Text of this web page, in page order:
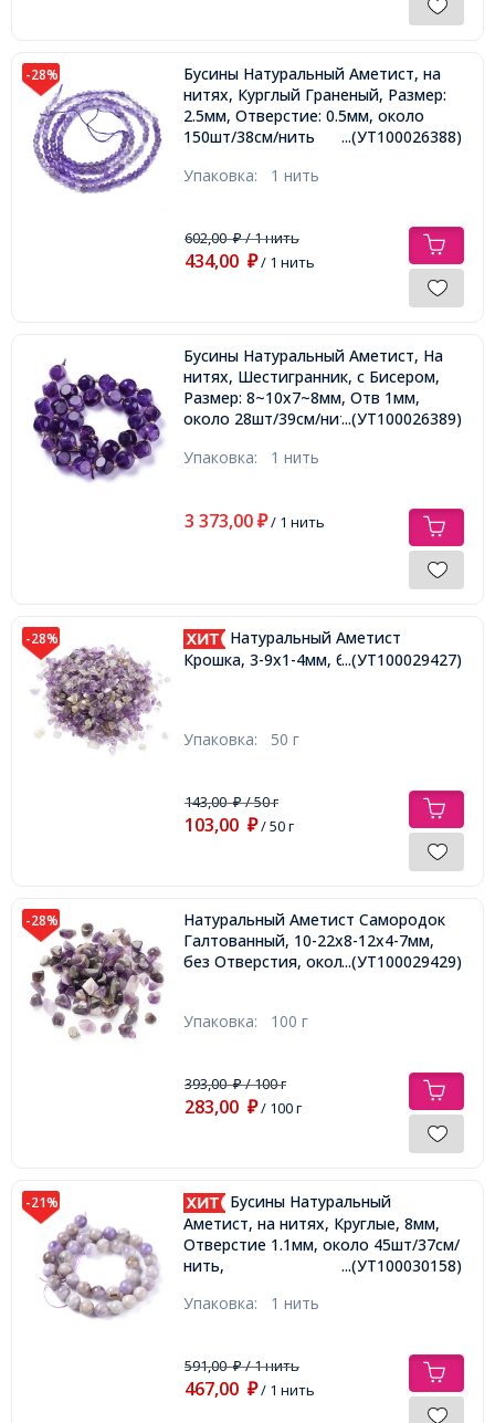
-28%
Бусины Натуральный Аметист, на
нитях, Курглый Граненый, Размер:
2.5мм, Отверстие: 0.5мм, около
150шт/38см/нить
...(УТ100026388)
Упаковка: 1 нить
602,00₽/ 1 нить
434,00 ₽/ 1 нить
Бусины Натуральный Аметист, На
нитях, Шестигранник, с Бисером,
Размер: 8~10x7~8мм, Отв 1мм,
около 28шт/39см/нить...(УТ100026389)
Упаковка: 1 нить
3 373,00 ₽/ 1 нить
-28%
Натуральный Аметист
Крошка, 3-9x1-4мм, без Отверстия,
...(УТ100029427)
Упаковка: 50 г
143,00₽/ 50 г
103,00 ₽/ 50 г
-28%
Натуральный Аметист Самородок
Галтованный, 10-22х8-12х4-7мм,
без Отверстия, около 80шт/100г
...(УТ100029429)
Упаковка: 100 г
393,00₽/ 100 г
283,00 ₽/ 100 г
-21%
Бусины Натуральный
Аметист, на нитях, Круглые, 8мм,
Отверстие 1.1мм, около 45шт/37см/
нить,
...(УТ100030158)
Упаковка: 1 нить
591,00₽/ 1 нить
467,00 ₽/ 1 нить